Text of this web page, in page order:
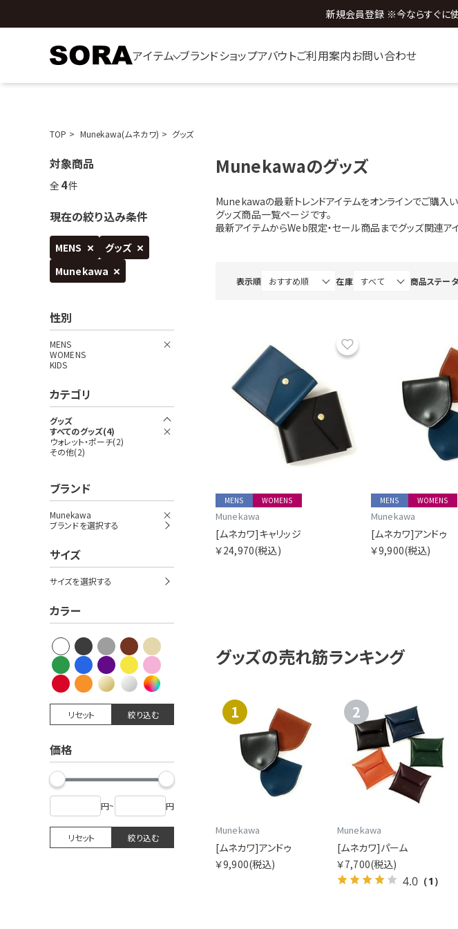
新規会員登録 ※今ならすぐに
アイテム ブランドショップアバウトご利用案内お問い合わせ
TOP Munekawa(ムネカワ) グッズ
対象商品
全 4件
現在の絞り込み条件
MENS
グッズ
Munekawa
性別
MENS
WOMENS
KIDS
カテゴリ
グッズ
すべてのグッズ(4)
ウォレット・ポーチ(2)
その他(2)
ブランド
Munekawa
ブランドを選択する
サイズ
サイズを選択する
カラー
リセット 絞り込む
価格
円~ 円
リセット 絞り込む
Munekawaのグッズ
Munekawaの最新トレンドアイテムをオンラインでご購入
グッズ商品一覧ページです。
最新アイテムからWeb限定・セール商品までグッズ関連ア
表示順 在庫 商品ステー
MENS WOMENS
Munekawa
[ムネカワ]キャリッジ
￥24,970(税込)
MENS WOMENS
Munekawa
[ムネカワ]アンドゥ
￥9,900(税込)
グッズの売れ筋ランキング
1
Munekawa
[ムネカワ]アンドゥ
￥9,900(税込)
2
Munekawa
[ムネカワ]パーム
￥7,700(税込)
4.0 （1）